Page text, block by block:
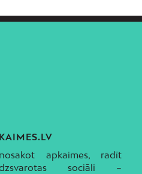
apkaimes, radīt
sociāli –